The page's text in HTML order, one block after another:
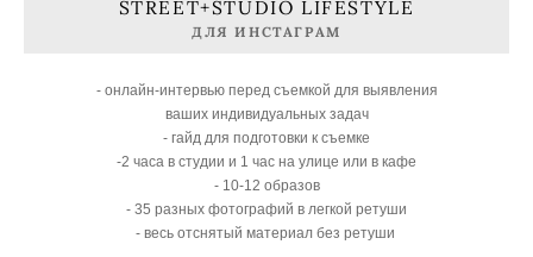
STREET+STUDIO LIFESTYLE
ДЛЯ ИНСТАГРАМ
- онлайн-интервью перед съемкой для выявления
ваших индивидуальных задач
- гайд для подготовки к съемке
-2 часа в студии и 1 час на улице или в кафе
- 10-12 образов
- 35 разных фотографий в легкой ретуши
- весь отснятый материал без ретуши